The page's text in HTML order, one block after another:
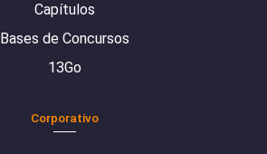
Capítulos
Bases de Concursos
13Go
Corporativo